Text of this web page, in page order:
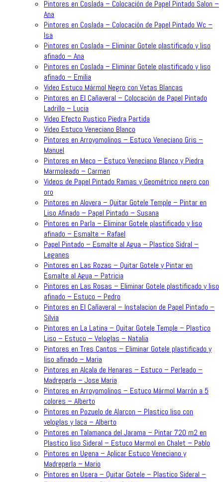
Pintores en Coslada – Colocación de Papel Pintado Salon –
Ana
Pintores en Coslada – Colocación de Papel Pintado Wc –
Isa
Pintores en Coslada – Eliminar Gotele plastificado y liso
afinado – Ana
Pintores en Coslada – Eliminar Gotele plastificado y liso
afinado – Emilia
Video Estuco Mármol Negro con Vetas Blancas
Pintores en El Cañaveral – Colocación de Papel Pintado
Ladrillo – Lucia
Video Efecto Rustico Piedra Partida
Video Estuco Veneciano Blanco
Pintores en Arroyomolinos – Estuco Veneciano Gris –
Manuel
Pintores en Meco – Estuco Veneciano Blanco y Piedra
Marmoleado – Carmen
Videos de Papel Pintado Ramas y Geométrico negro con
oro
Pintores en Alovera – Quitar Gotele Temple – Pintar en
Liso Afinado – Papel Pintado – Susana
Pintores en Parla – Eliminar Gotele plastificado y liso
afinado – Esmalte – Rafael
Papel Pintado – Esmalte al Agua – Plastico Sidral –
Leganes
Pintores en Las Rozas – Quitar Gotele y Pintar en
Esmalte al Agua – Patricia
Pintores en Las Rosas – Eliminar Gotele plastificado y liso
afinado – Estuco – Pedro
Pintores en El Cañaveral – Instalacion de Papel Pintado –
Silvia
Pintores en La Latina – Quitar Gotele Temple – Plastico
Liso – Estuco – Veloglas – Natalia
Pintores en Tres Cantos – Eliminar Gotele plastificado y
liso afinado – Maria
Pintores en Alcala de Henares – Estuco – Perleado –
Madreperla – Jose Maria
Pintores en Arroyomolinos – Estuco Mármol Marrón a 5
colores – Alberto
Pintores en Pozuelo de Alarcon – Plastico liso con
veloglas y laca – Alberto
Pintores en Talamanca del Jarama – Pintar 720 m2 en
Plastico liso Sideral – Estuco Marmol en Chalet – Pablo
Pintores en Ugena – Aplicar Estuco Veneciano y
Madreperla – Mario
Pintores en Usera – Quitar Gotele – Plastico Sideral –